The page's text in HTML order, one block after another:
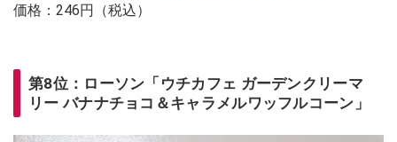
価格：246円（税込）
第8位：ローソン「ウチカフェ ガーデンクリーマ
リー バナナチョコ＆キャラメルワッフルコーン」